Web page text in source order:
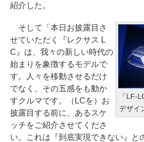
紹介した。
「LF-
デザイ
そして「本日お披露目さ
せていただく『レクサス L
C』は、我々の新しい時代の
始まりを象徴するモデルで
す。人々を移動させるだけ
でなく、その五感をも動か
すクルマです。（LCを）お
披露目する前に、あるスケ
ッチをご紹介させてくださ
い。これは『到底実現できない』と